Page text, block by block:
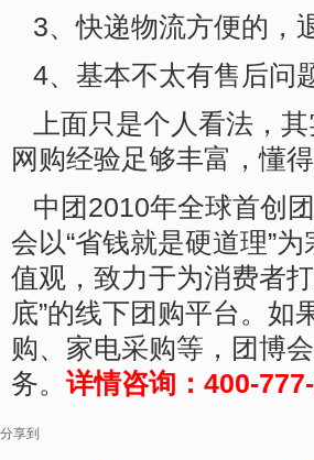
3、快递物流方便的，
4、基本不太有售后问
上面只是个人看法，
网购经验足够丰富，懂得
中团2010年全球首创
会以“省钱就是硬道理”
值观，致力于为消费者
底”的线下团购平台。如
购、家电采购等，团博
务。 详情咨询：400-777-
分享到